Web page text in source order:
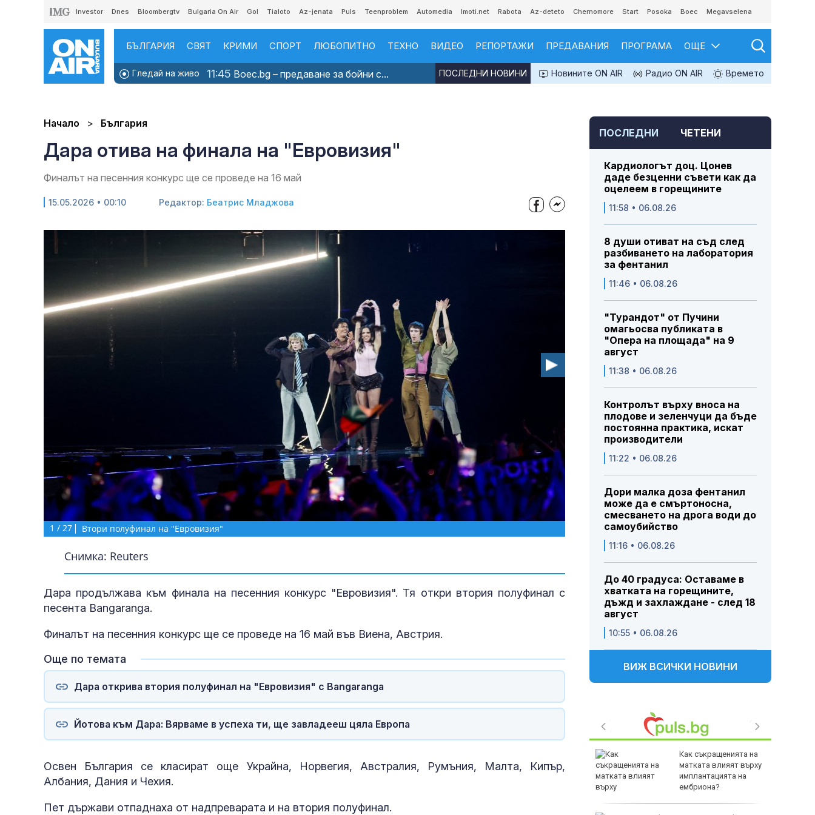
Investor Dnes Bloombergtv Bulgaria On Air Gol Tialoto Az-jenata Puls Teenproblem Automedia Imoti.net Rabota Az-deteto Chernomore Start Posoka Boec Megavselena
БЪЛГАРИЯ СВЯТ КРИМИ СПОРТ ЛЮБОПИТНО ТЕХНО ВИДЕО РЕПОРТАЖИ ПРЕДАВАНИЯ ПРОГРАМА ОЩЕ
Гледай на живо 11:45 Boec.bg – предаване за бойни с... Новините ON AIR Радио ON AIR Времето
ПОСЛЕДНИ НОВИНИ
Начало България
Дара отива на финала на "Евровизия"
Финалът на песенния конкурс ще се проведе на 16 май
15.05.2026 • 00:10 Редактор: Беатрис Младжова
1 / 27 Втори полуфинал на "Евровизия"
Снимка: Reuters
Дара продължава към финала на песенния конкурс "Евровизия". Тя откри втория полуфинал с
песента Bangaranga.
Финалът на песенния конкурс ще се проведе на 16 май във Виена, Австрия.
Още по темата
Дара открива втория полуфинал на "Евровизия" с Bangaranga
Йотова към Дара: Вярваме в успеха ти, ще завладееш цяла Европа
Освен България се класират още Украйна, Норвегия, Австралия, Румъния, Малта, Кипър,
Албания, Дания и Чехия.
Пет държави отпаднаха от надпреварата и на втория полуфинал.
ПОСЛЕДНИ ЧЕТЕНИ
Кардиологът доц. Цонев
даде безценни съвети как да
оцелеем в горещините
11:58 • 06.08.26
8 души отиват на съд след
разбиването на лаборатория
за фентанил
11:46 • 06.08.26
"Турандот" от Пучини
омагьосва публиката в
"Опера на площада" на 9
август
11:38 • 06.08.26
Контролът върху вноса на
плодове и зеленчуци да бъде
постоянна практика, искат
производители
11:22 • 06.08.26
Дори малка доза фентанил
може да е смъртоносна,
смесването на дрога води до
самоубийство
11:16 • 06.08.26
До 40 градуса: Оставаме в
хватката на горещините,
дъжд и захлаждане - след 18
август
10:55 • 06.08.26
ВИЖ ВСИЧКИ НОВИНИ
училищен двор
Как съкращенията на
матката влияят върху
имплантацията на
ембриона?